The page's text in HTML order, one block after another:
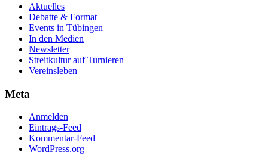
Aktuelles
Debatte & Format
Events in Tübingen
In den Medien
Newsletter
Streitkultur auf Turnieren
Vereinsleben
Meta
Anmelden
Eintrags-Feed
Kommentar-Feed
WordPress.org